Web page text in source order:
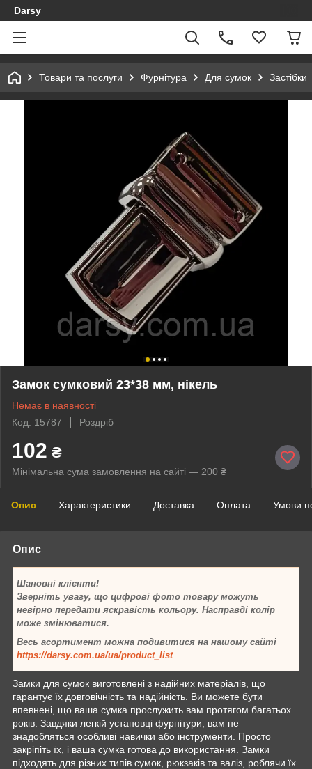
Darsy
Товари та послуги Фурнітура Для сумок Застібки
Замок сумковий 23*38 мм, нікель
Немає в наявності
Код: 15787
Роздріб
102 ₴
Мінімальна сума замовлення на сайті — 200 ₴
Опис Характеристики Доставка Оплата Умови
Опис
Шановні клієнти!
Зверніть увагу, що цифрові фото товару можуть
невірно передати яскравість кольору. Насправді колір
може змінюватися.
Весь асортимент можна подивитися на нашому сайті
https://darsy.com.ua/ua/product_list
Замки для сумок виготовлені з надійних матеріалів, що
гарантує їх довговічність та надійність. Ви можете бути
впевнені, що ваша сумка прослужить вам протягом багатьох
років. Завдяки легкій установці фурнітури, вам не
знадобляться особливі навички або інструменти. Просто
закріпіть їх, і ваша сумка готова до використання. Замки
підходять для різних типів сумок, рюкзаків та валіз, роблячи їх